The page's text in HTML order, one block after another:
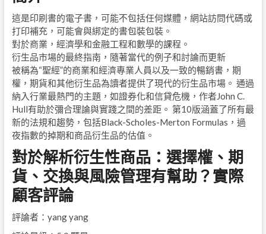
這是印刷書的電子書，可能不包括任何媒體，網站訪問代碼或
打印補充，可能會與綁定的書包裝包裝。
對於商業，經濟學和金融工程和數學的課程。
衍生品市場的最終指南，隨著當代的例子和討論而更新
被稱為“聖經”的商業和經濟專業人員以及一致的暢銷書，期
權，期貨和其他衍生品為讀者提供了現代的衍生品市場。 通過
納入行業最熱門的主題，如證券化和信貸危機，作者John C.
Hull有助於彌合理論與實踐之間的差距。 第10版涵蓋了所有最
新的法規和趨勢，包括Black-Scholes-Merton Formulas，過
夜指數的掉期和商品衍生品的估值。
對於解析衍生性商品：選擇權、期
貨、交換與風險管理有幫助？實際
顧客評論
評論者：yang yang